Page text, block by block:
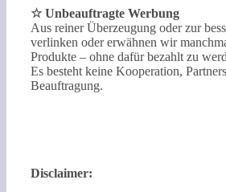
☆ Unbeauftragte Werbung
Aus reiner Überzeugung oder zur
verlinken oder erwähnen wir
Produkte – ohne dafür bezahlt zu
Es besteht keine Kooperation,
Beauftragung.
Disclaimer: